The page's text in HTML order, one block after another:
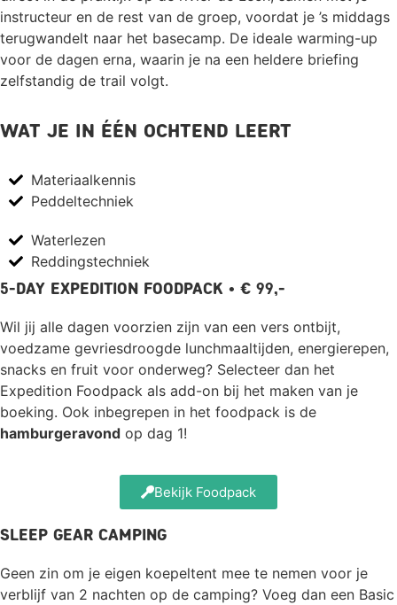
instructeur en de rest van de groep, voordat je ’s middags
terugwandelt naar het basecamp. De ideale warming-up
voor de dagen erna, waarin je na een heldere briefing
zelfstandig de trail volgt.
WAT JE IN ÉÉN OCHTEND LEERT
Materiaalkennis
Peddeltechniek
Waterlezen
Reddingstechniek
5-Day Expedition Foodpack • € 99,-
Wil jij alle dagen voorzien zijn van een vers ontbijt,
voedzame gevriesdroogde lunchmaaltijden, energierepen,
snacks en fruit voor onderweg? Selecteer dan het
Expedition Foodpack als add-on bij het maken van je
boeking. Ook inbegrepen in het foodpack is de
hamburgeravond op dag 1!
Bekijk Foodpack
Sleep Gear camping
Geen zin om je eigen koepeltent mee te nemen voor je
verblijf van 2 nachten op de camping? Voeg dan een Basic